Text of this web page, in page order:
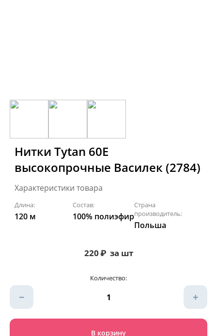
Нитки Tytan 60Е
высокопрочные Василек (2784)
Характеристики товара
Длина:
120 м
Состав:
100% полиэфир
Страна
производитель:
Польша
220₽ за шт
Количество:
+
−
В корзину